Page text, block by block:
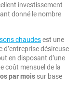
investissement
donné le nombre
chaudesest une
désireuse
en disposant d’une
coût mensuel de la
par mois sur base